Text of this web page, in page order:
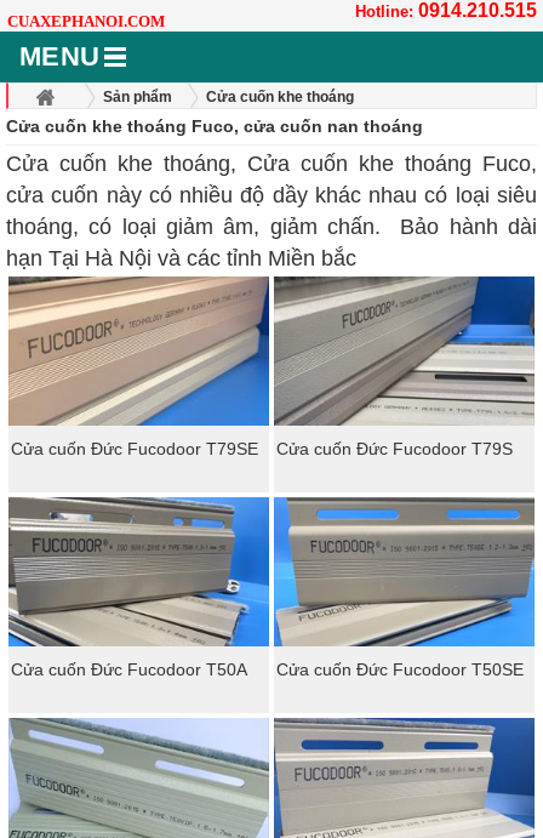
CUAXEPHANOI.COM
Hotline: 0914.210.515
MENU
Sản phẩm
Cửa cuốn khe thoáng
Cửa cuốn khe thoáng Fuco
Cửa cuốn khe thoáng Fuco, cửa cuốn nan thoáng
Cửa cuốn khe thoáng, Cửa cuốn khe thoáng Fuco,
cửa cuốn này có nhiều độ dầy khác nhau có loại siêu
thoáng, có loại giảm âm, giảm chấn. Bảo hành dài
hạn Tại Hà Nội và các tỉnh Miền bắc
Cửa cuốn Đức Fucodoor T79SE Cửa cuốn Đức Fucodoor T79S
Cửa cuốn Đức Fucodoor T50A Cửa cuốn Đức Fucodoor T50SE